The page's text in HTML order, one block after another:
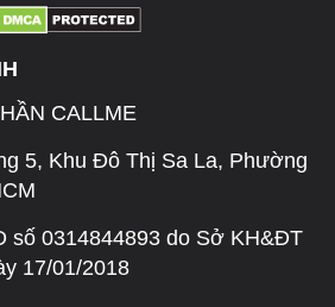
CALLME
5, Khu Đô Thị Sa La, Phường
số 0314844893 do Sở KH&ĐT
17/01/2018